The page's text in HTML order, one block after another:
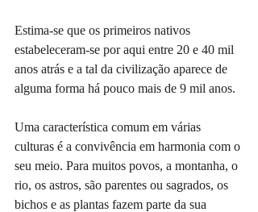
Estima-se que os primeiros nativos
estabeleceram-se por aqui entre 20 e 40 mil
anos atrás e a tal da civilização aparece de
alguma forma há pouco mais de 9 mil anos.
Uma característica comum em várias
culturas é a convivência em harmonia com o
seu meio. Para muitos povos, a montanha, o
rio, os astros, são parentes ou sagrados, os
bichos e as plantas fazem parte da sua